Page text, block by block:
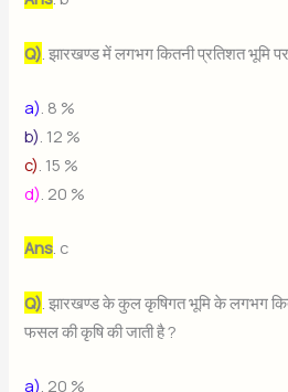
Q) . झारखण्ड में लगभग कितनी प्रतिशत भूमि
a) . 8 %
b) . 12 %
c) . 15 %
d) . 20 %
Ans. c
Q) . झारखण्ड के कुल कृषिगत भूमि के लगभग
फसल की कृषि की जाती है ?
a) . 20 %